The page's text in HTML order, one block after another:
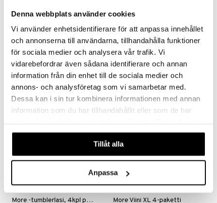
Denna webbplats använder cookies
Vi använder enhetsidentifierare för att anpassa innehållet
och annonserna till användarna, tillhandahålla funktioner
för sociala medier och analysera vår trafik. Vi
vidarebefordrar även sådana identifierare och annan
information från din enhet till de sociala medier och
annons- och analysföretag som vi samarbetar med.
Dessa kan i sin tur kombinera informationen med annan
information som du har tillhandahållit eller som de har
våra cookies vid fortsatt användande av vår webbplats.
Tillåt alla
Anpassa
More -samppanjalasi, 4kpl pakkaus
43,99 €
More Spirits 4-pack
ORREFORS
49 €
More -tumblerlasi, 4kpl pakkaus More Viini XL 4-paketti
-14%